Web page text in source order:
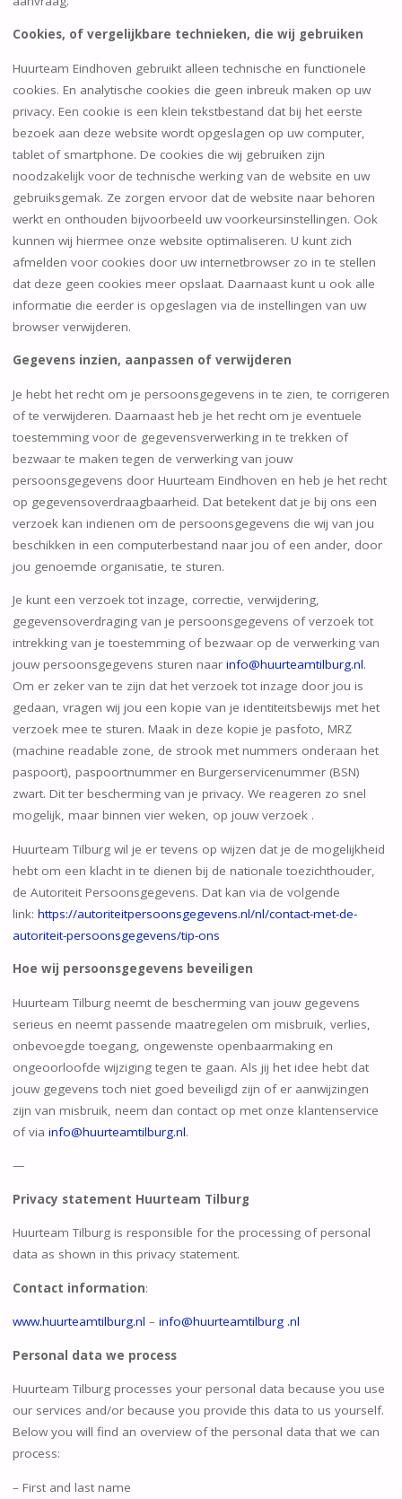
Cookies, of vergelijkbare technieken, die wij gebruiken
Huurteam Eindhoven gebruikt alleen technische en functionele
cookies. En analytische cookies die geen inbreuk maken op uw
privacy. Een cookie is een klein tekstbestand dat bij het eerste
bezoek aan deze website wordt opgeslagen op uw computer,
tablet of smartphone. De cookies die wij gebruiken zijn
noodzakelijk voor de technische werking van de website en uw
gebruiksgemak. Ze zorgen ervoor dat de website naar behoren
werkt en onthouden bijvoorbeeld uw voorkeursinstellingen. Ook
kunnen wij hiermee onze website optimaliseren. U kunt zich
afmelden voor cookies door uw internetbrowser zo in te stellen
dat deze geen cookies meer opslaat. Daarnaast kunt u ook alle
informatie die eerder is opgeslagen via de instellingen van uw
browser verwijderen.
Gegevens inzien, aanpassen of verwijderen
Je hebt het recht om je persoonsgegevens in te zien, te corrigeren
of te verwijderen. Daarnaast heb je het recht om je eventuele
toestemming voor de gegevensverwerking in te trekken of
bezwaar te maken tegen de verwerking van jouw
persoonsgegevens door Huurteam Eindhoven en heb je het recht
op gegevensoverdraagbaarheid. Dat betekent dat je bij ons een
verzoek kan indienen om de persoonsgegevens die wij van jou
beschikken in een computerbestand naar jou of een ander, door
jou genoemde organisatie, te sturen.
Je kunt een verzoek tot inzage, correctie, verwijdering,
gegevensoverdraging van je persoonsgegevens of verzoek tot
intrekking van je toestemming of bezwaar op de verwerking van
jouw persoonsgegevens sturen naar info@huurteamtilburg.nl.
Om er zeker van te zijn dat het verzoek tot inzage door jou is
gedaan, vragen wij jou een kopie van je identiteitsbewijs met het
verzoek mee te sturen. Maak in deze kopie je pasfoto, MRZ
(machine readable zone, de strook met nummers onderaan het
paspoort), paspoortnummer en Burgerservicenummer (BSN)
zwart. Dit ter bescherming van je privacy. We reageren zo snel
mogelijk, maar binnen vier weken, op jouw verzoek .
Huurteam Tilburg wil je er tevens op wijzen dat je de mogelijkheid
hebt om een klacht in te dienen bij de nationale toezichthouder,
de Autoriteit Persoonsgegevens. Dat kan via de volgende
link: https://autoriteitpersoonsgegevens.nl/nl/contact-met-de-
autoriteit-persoonsgegevens/tip-ons
Hoe wij persoonsgegevens beveiligen
Huurteam Tilburg neemt de bescherming van jouw gegevens
serieus en neemt passende maatregelen om misbruik, verlies,
onbevoegde toegang, ongewenste openbaarmaking en
ongeoorloofde wijziging tegen te gaan. Als jij het idee hebt dat
jouw gegevens toch niet goed beveiligd zijn of er aanwijzingen
zijn van misbruik, neem dan contact op met onze klantenservice
of via info@huurteamtilburg.nl.
—
Privacy statement Huurteam Tilburg
Huurteam Tilburg is responsible for the processing of personal
data as shown in this privacy statement.
Contact information:
www.huurteamtilburg.nl – info@huurteamtilburg .nl
Personal data we process
Huurteam Tilburg processes your personal data because you use
our services and/or because you provide this data to us yourself.
Below you will find an overview of the personal data that we can
process:
– First and last name